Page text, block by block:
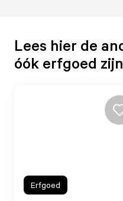
Lees hier de
óók erfgoed zijn
Erfgoed